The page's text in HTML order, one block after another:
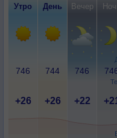
Утро День Вечер
746 744 746
+26 +26 +22